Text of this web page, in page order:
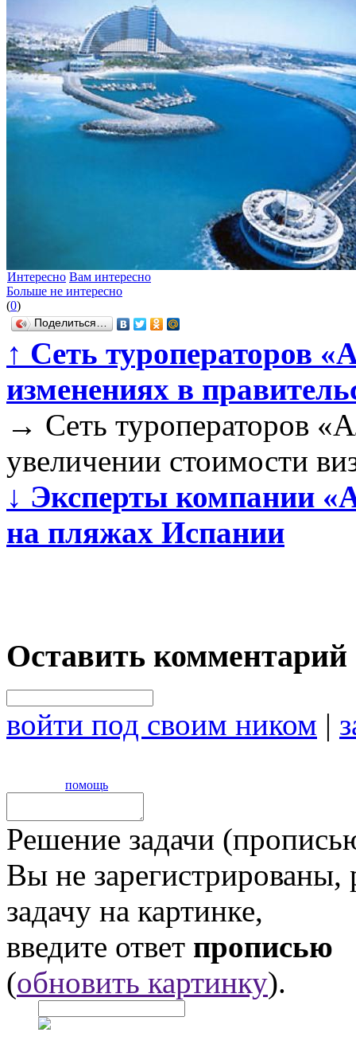
Интересно Вам интересно
Больше не интересно
(0)
Поделиться…
↑ Сеть туроператоров
изменениях в
→ Сеть туроператоров
увеличении стоимости
↓ Эксперты компании
на пляжах Испании
Оставить комментарий
войти под своим ником |
помощь
Решение задачи
Вы не
задачу на картинке,
введите ответ прописью
(обновить картинку).